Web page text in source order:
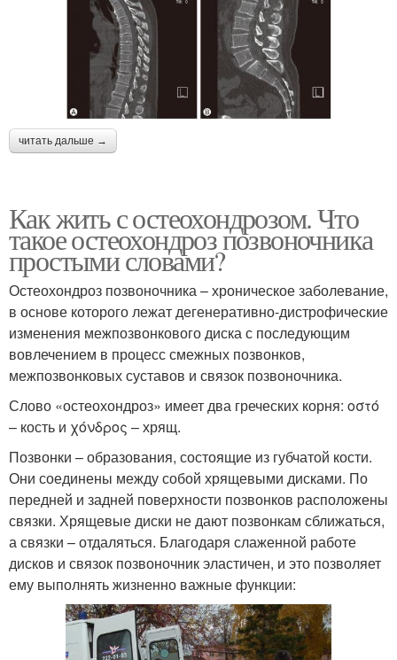
читать дальше →
Как жить с остеохондрозом. Что
такое остеохондроз позвоночника
простыми словами?
Остеохондроз позвоночника – хроническое заболевание,
в основе которого лежат дегенеративно-дистрофические
изменения межпозвонкового диска с последующим
вовлечением в процесс смежных позвонков,
межпозвонковых суставов и связок позвоночника.
Слово «остеохондроз» имеет два греческих корня: οστό
– кость и χόνδρος – хрящ.
Позвонки – образования, состоящие из губчатой кости.
Они соединены между собой хрящевыми дисками. По
передней и задней поверхности позвонков расположены
связки. Хрящевые диски не дают позвонкам сближаться,
а связки – отдаляться. Благодаря слаженной работе
дисков и связок позвоночник эластичен, и это позволяет
ему выполнять жизненно важные функции: